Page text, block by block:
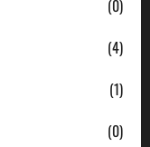
(0)
(4)
(1)
(0)